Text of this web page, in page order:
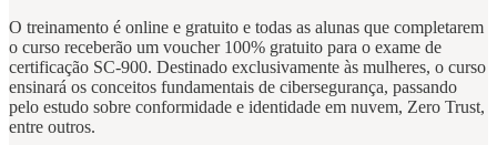
O treinamento é online e gratuito e todas as alunas que completarem
o curso receberão um voucher 100% gratuito para o exame de
certificação SC-900. Destinado exclusivamente às mulheres, o curso
ensinará os conceitos fundamentais de cibersegurança, passando
pelo estudo sobre conformidade e identidade em nuvem, Zero Trust,
entre outros.